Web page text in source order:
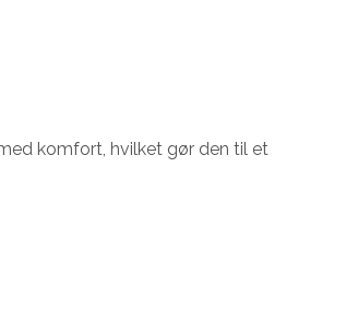
komfort, hvilket gør den til et